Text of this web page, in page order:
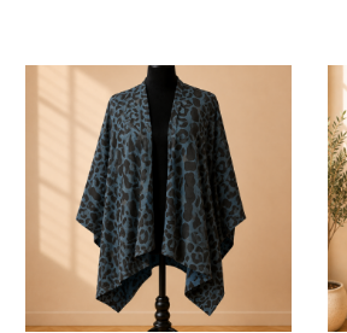
AJOUTER AU
PANIER